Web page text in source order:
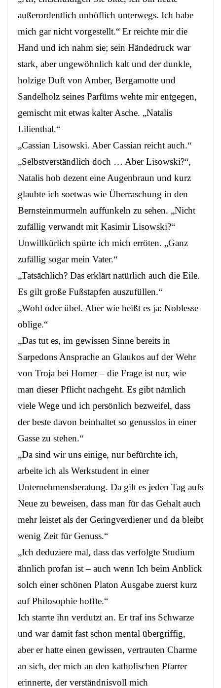
außerordentlich unhöflich unterwegs. Ich habe
mich gar nicht vorgestellt.“ Er reichte mir die
Hand und ich nahm sie; sein Händedruck war
stark, aber ungewöhnlich kalt und der dunkle,
holzige Duft von Amber, Bergamotte und
Sandelholz seines Parfüms wehte mir entgegen,
gemischt mit etwas kalter Asche. „Natalis
Lilienthal.“
„Cassian Lisowski. Aber Cassian reicht auch.“
„Selbstverständlich doch … Aber Lisowski?“,
Natalis hob dezent eine Augenbraun und kurz
glaubte ich soetwas wie Überraschung in den
Bernsteinmurmeln auffunkeln zu sehen. „Nicht
zufällig verwandt mit Kasimir Lisowski?“
Unwillkürlich spürte ich mich erröten. „Ganz
zufällig sogar mein Vater.“
„Tatsächlich? Das erklärt natürlich auch die Eile.
Es gilt große Fußstapfen auszufüllen.“
„Wohl oder übel. Aber wie heißt es ja: Noblesse
oblige.“
„Das tut es, im gewissen Sinne bereits in
Sarpedons Ansprache an Glaukos auf der Wehr
von Troja bei Homer – die Frage ist nur, wie
man dieser Pflicht nachgeht. Es gibt nämlich
viele Wege und ich persönlich bezweifel, dass
der beste davon beinhaltet so genusslos in einer
Gasse zu stehen.“
„Da sind wir uns einige, nur befürchte ich,
arbeite ich als Werkstudent in einer
Unternehmensberatung. Da gilt es jeden Tag aufs
Neue zu beweisen, dass man für das Gehalt auch
mehr leistet als der Geringverdiener und da bleibt
wenig Zeit für Genuss.“
„Ich deduziere mal, dass das verfolgte Studium
ähnlich profan ist – auch wenn Ich beim Anblick
solch einer schönen Platon Ausgabe zuerst kurz
auf Philosophie hoffte.“
Ich starrte ihn verdutzt an. Er traf ins Schwarze
und war damit fast schon mental übergriffig,
aber er hatte einen gewissen, vertrauten Charme
an sich, der mich an den katholischen Pfarrer
erinnerte, der verständnisvoll mich